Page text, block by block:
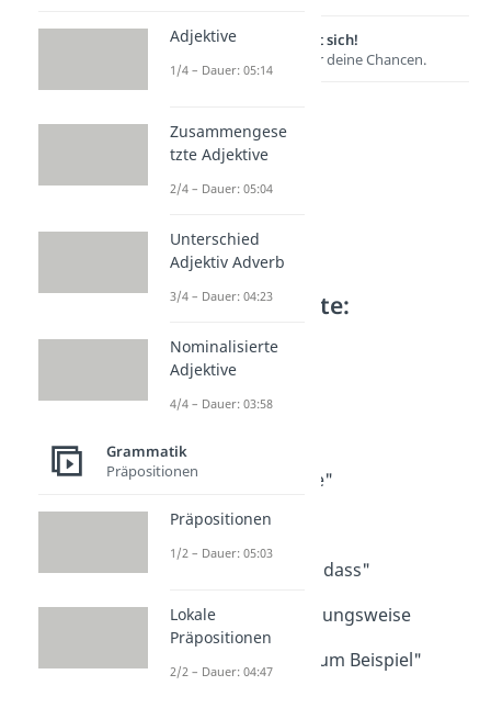
Lernen lohnt sich!
Entdecke hier deine Chancen.
Weitere Inhalte:
Komma vor ...
Dauer: 03:45
Dauer: 02:34
Komma vor "sowie"
Komma vor "wie"
Dauer: 04:22
Komma vor "ohne dass"
Komma vor beziehungsweise
Dauer: 02:54
Komma vor "wie zum Beispiel"
Dauer: 03:36
Adjektive
1/4 – Dauer: 05:14
Zusammengese
tzte Adjektive
2/4 – Dauer: 05:04
Unterschied
Adjektiv Adverb
3/4 – Dauer: 04:23
Nominalisierte
Adjektive
4/4 – Dauer: 03:58
Grammatik
Präpositionen
Präpositionen
1/2 – Dauer: 05:03
Lokale
Präpositionen
2/2 – Dauer: 04:47